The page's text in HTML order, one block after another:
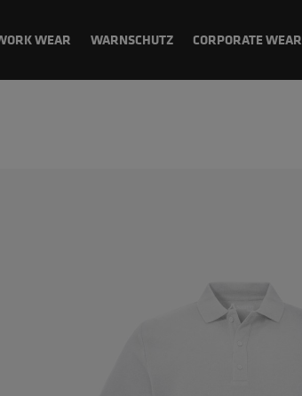
WEAR WARNSCHUTZ CORPORATE WEAR